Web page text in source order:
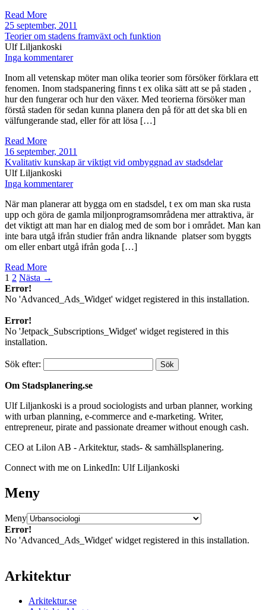
Read More
25 september, 2011
Teorier om stadens framväxt och funktion
Ulf Liljankoski
Inga kommentarer
Inom all vetenskap möter man olika teorier som försöker förklara ett
fenomen. Inom stadspanering finns t ex olika sätt att se på staden ,
hur den fungerar och hur den växer. Med teorierna försöker man
förstå staden för sedan kunna planera den på för att det ska bli en
välfungerande stad, eller för att lösa […]
Read More
16 september, 2011
Kvalitativ kunskap är viktigt vid ombyggnad av stadsdelar
Ulf Liljankoski
Inga kommentarer
När man planerar att bygga om en stadsdel, t ex om man ska rusta
upp och göra de gamla miljonprogramsområdena mer attraktiva, är
det viktigt att man har en dialog med de som bor i området. Man kan
inte bara utgå ifrån studier från andra liknande platser som byggts
om eller enbart utgå ifrån goda […]
Read More
1 2 Nästa →
Error!
No 'Advanced_Ads_Widget' widget registered in this installation.
Error!
No 'Jetpack_Subscriptions_Widget' widget registered in this
installation.
Sök efter:
Om Stadsplanering.se
Ulf Liljankoski is a proud sociologists and urban planner, working
with urban planning, e-commerce and e-marketing. Writer,
entrepreneur, pirate and passionate dreamer without enough cash.
CEO at Lilon AB - Arkitektur, stads- & samhällsplanering.
Connect with me on LinkedIn: Ulf Liljankoski
Meny
Meny
Error!
No 'Advanced_Ads_Widget' widget registered in this installation.
Arkitektur
Arkitektur.se